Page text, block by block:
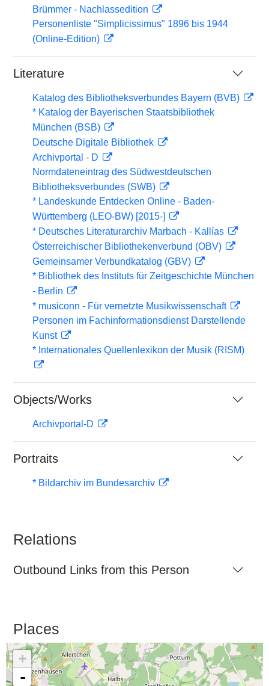
Brümmer - Nachlassedition
Personenliste "Simplicissimus" 1896 bis 1944
(Online-Edition)
Literature
Katalog des Bibliotheksverbundes Bayern (BVB)
* Katalog der Bayerischen Staatsbibliothek
München (BSB)
Deutsche Digitale Bibliothek
Archivportal - D
Normdateneintrag des Südwestdeutschen
Bibliotheksverbundes (SWB)
* Landeskunde Entdecken Online - Baden-
Württemberg (LEO-BW) [2015-]
* Deutsches Literaturarchiv Marbach - Kallías
Österreichischer Bibliothekenverbund (OBV)
Gemeinsamer Verbundkatalog (GBV)
* Bibliothek des Instituts für Zeitgeschichte München
- Berlin
* musiconn - Für vernetzte Musikwissenschaft
Personen im Fachinformationsdienst Darstellende
Kunst
* Internationales Quellenlexikon der Musik (RISM)
Objects/Works
Archivportal-D
Portraits
* Bildarchiv im Bundesarchiv
Relations
Outbound Links from this Person
Places
+
-